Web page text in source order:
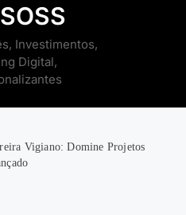
Investimentos,
Digital,
Vigiano: Domine Projetos